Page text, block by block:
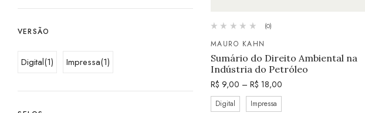
VERSÃO
Digital(1) Impressa(1)
(0)
MAURO KAHN
Sumário do Direito Ambiental na
Indústria do Petróleo
R$ 9,00 – R$ 18,00
Digital Impressa